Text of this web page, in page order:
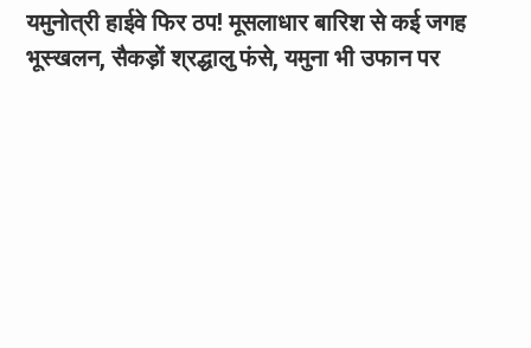
यमुनोत्री हाईवे फिर ठप! मूसलाधार बारिश से कई जगह
भूस्खलन, सैकड़ों श्रद्धालु फंसे, यमुना भी उफान पर